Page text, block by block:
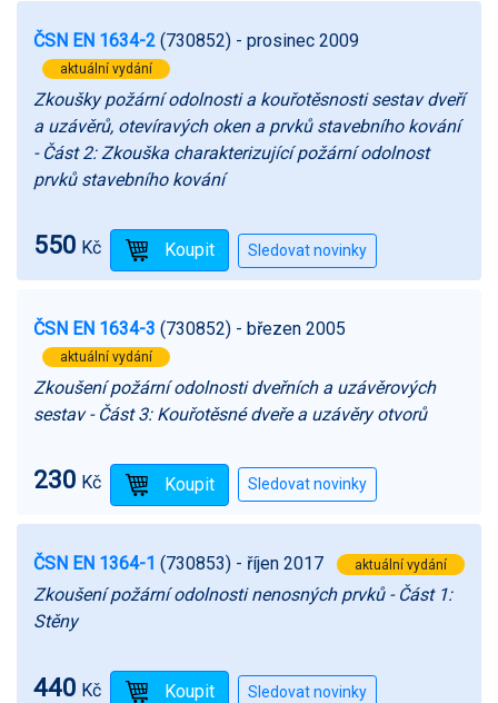
ČSN EN 1634-2 (730852) - prosinec 2009
aktuální vydání
Zkoušky požární odolnosti a kouřotěsnosti sestav dveří
a uzávěrů, otevíravých oken a prvků stavebního kování
- Část 2: Zkouška charakterizující požární odolnost
prvků stavebního kování
550 Kč
ČSN EN 1634-3 (730852) - březen 2005
aktuální vydání
Zkoušení požární odolnosti dveřních a uzávěrových
sestav - Část 3: Kouřotěsné dveře a uzávěry otvorů
230 Kč
ČSN EN 1364-1 (730853) - říjen 2017 aktuální vydání
Zkoušení požární odolnosti nenosných prvků - Část 1:
Stěny
440 Kč